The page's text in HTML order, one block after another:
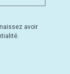
avoir